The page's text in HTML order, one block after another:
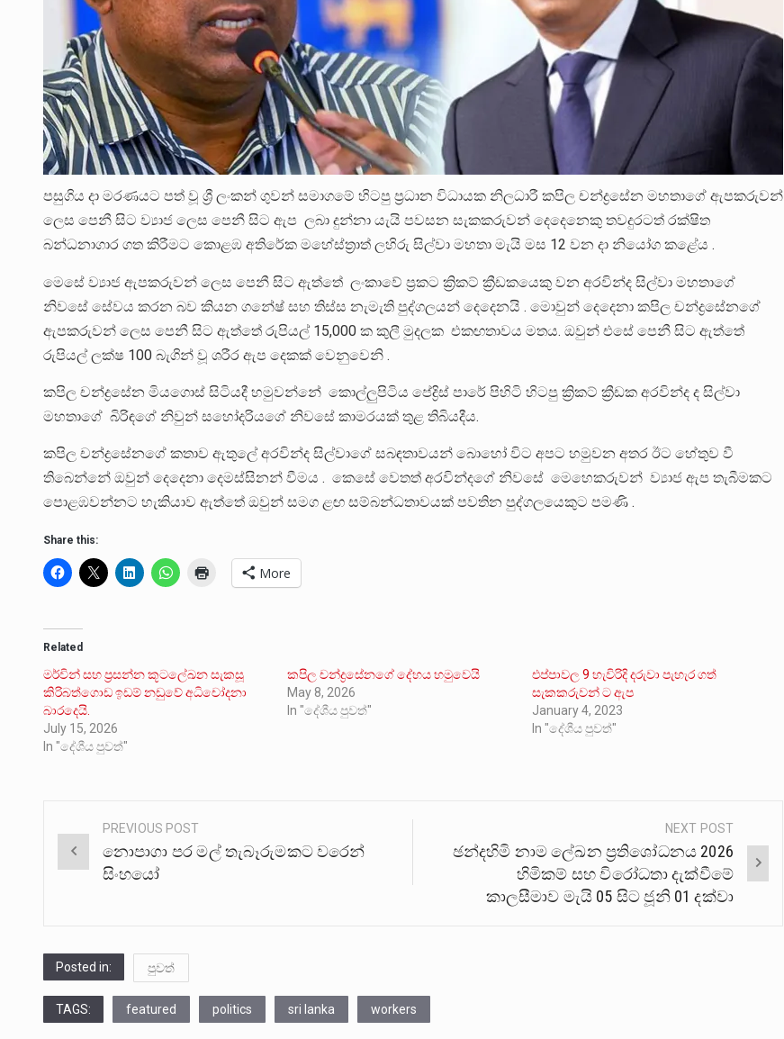
පසුගිය දා මරණයට පත් වූ ශ්‍රී ලංකන් ගුවන් සමාගමේ හිටපු ප්‍රධාන විධායක නිලධාරී කපිල චන්ද්‍රසේන මහතාගේ ඇපකරුවන්
ලෙස පෙනී සිට ව්‍යාජ ලෙස පෙනී සිට ඇප ලබා දුන්නා යැයි පවසන සැකකරුවන් දෙදෙනෙකු තවදුරටත් රක්ෂිත
බන්ධනාගාර ගත කිරීමට කොළඹ අතිරේක මහේස්ත්‍රාත් ලහිරු සිල්වා මහතා මැයි මස 12 වන දා නියෝග කළේය .
මෙසේ ව්‍යාජ ඇපකරුවන් ලෙස පෙනී සිට ඇත්තේ ලංකාවේ ප්‍රකට ක්‍රිකට් ක්‍රීඩකයෙකු වන අරවින්ද සිල්වා මහතාගේ
නිවසේ සේවය කරන බව කියන ගනේෂ් සහ තිස්ස නැමැති පුද්ගලයන් දෙදෙනයි . මොවුන් දෙදෙනා කපිල චන්ද්‍රසේනගේ
ඇපකරුවන් ලෙස පෙනී සිට ඇත්තේ රුපියල් 15,000 ක කුලී මුදලක එකඟතාවය මතය. ඔවුන් එසේ පෙනී සිට ඇත්තේ
රුපියල් ලක්ෂ 100 බැගින් වූ ශරීර ඇප දෙකක් වෙනුවෙනි .
කපිල චන්ද්‍රසේන මියගොස් සිටියදී හමුවන්නේ කොල්ලුපිටිය පේද්‍රිස් පාරේ පිහිටි හිටපු ක්‍රිකට් ක්‍රීඩක අරවින්ද ද සිල්වා
මහතාගේ බිරිඳගේ නිවුන් සහෝදරියගේ නිවසේ කාමරයක් තුළ තිබියදීය.
කපිල චන්ද්‍රසේනගේ කතාව ඇතුලේ අරවින්ද සිල්වාගේ සබඳතාවයන් බොහෝ විට අපට හමුවන අතර ඊට හේතුව වී
තිබෙන්නේ ඔවුන් දෙදෙනා දෙමස්සිනන් වීමය . කෙසේ වෙතත් අරවින්දගේ නිවසේ මෙහෙකරුවන් ව්‍යාජ ඇප තැබීමකට
පොළඹවන්නට හැකියාව ඇත්තේ ඔවුන් සමග ළඟ සම්බන්ධතාවයක් පවතින පුද්ගලයෙකුට පමණි .
Share this:
More
Related
මර්වින් සහ ප්‍රසන්න කූටලේඛන සැකසූ
කිරිබත්ගොඩ ඉඩම් නඩුවේ අධිචෝදනා
බාරදෙයි.
July 15, 2026
In "දේශීය පුවත්"
කපිල චන්ද්‍රසේනගේ දේහය හමුවෙයි
May 8, 2026
In "දේශීය පුවත්"
එප්පාවල 9 හැවිරිදි දරුවා පැහැර ගත්
සැකකරුවන් ට ඇප
January 4, 2023
In "දේශීය පුවත්"
Post
navigation
PREVIOUS POST
නොපාගා පර මල් තැබෑරුමකට වරෙන්
සිංහයෝ
NEXT POST
ඡන්දහිමි නාම ලේඛන ප්‍රතිශෝධනය 2026
හිමිකම් සහ විරෝධතා දැක්වීමේ
කාලසීමාව මැයි 05 සිට ජූනි 01 දක්වා
Posted in: පුවත්
TAGS: featured politics sri lanka workers